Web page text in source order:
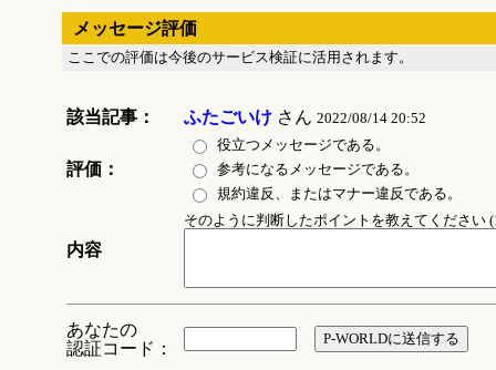
メッセージ評価
ここでの評価は今後のサービス検証に活用されます。
該当記事： ふたごいけさん 2022/08/14 20:52
評価：
役立つメッセージである。
参考になるメッセージである。
規約違反、またはマナー違反である。
内容
そのように判断したポイントを教えてください
あなたの
認証コード：